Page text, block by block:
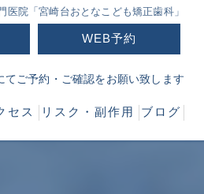
院「宮崎台おとなこども矯正歯科」
WEB予約
てご予約・ご確認をお願い致します
セス リスク・副作用 ブログ